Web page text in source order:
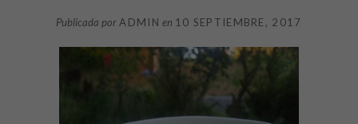
Publicada por ADMIN en 10 SEPTIEMBRE, 2017